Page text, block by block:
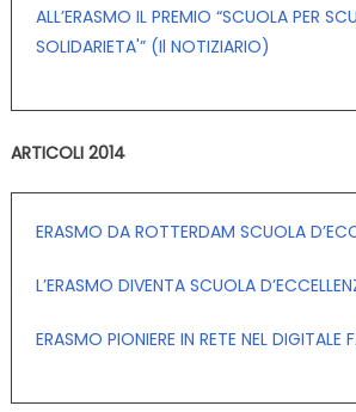
ALL’ERASMO IL PREMIO “SCUOLA PER
SOLIDARIETA'” (Il NOTIZIARIO)
ARTICOLI 2014
ERASMO DA ROTTERDAM SCUOLA
L’ERASMO DIVENTA SCUOLA
ERASMO PIONIERE IN RETE NEL DIGITALE